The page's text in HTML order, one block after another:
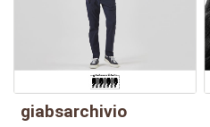
giabsarchivio